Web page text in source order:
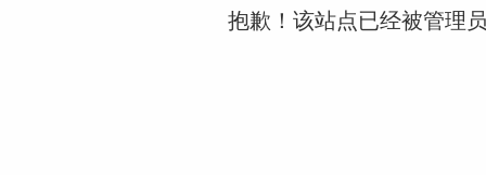
抱歉！该站点已经被管理